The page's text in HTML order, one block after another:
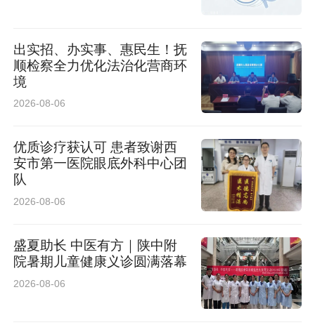
出实招、办实事、惠民生！抚
顺检察全力优化法治化营商环
境
2026-08-06
优质诊疗获认可 患者致谢西
安市第一医院眼底外科中心团
队
2026-08-06
盛夏助长 中医有方｜陕中附
院暑期儿童健康义诊圆满落幕
2026-08-06